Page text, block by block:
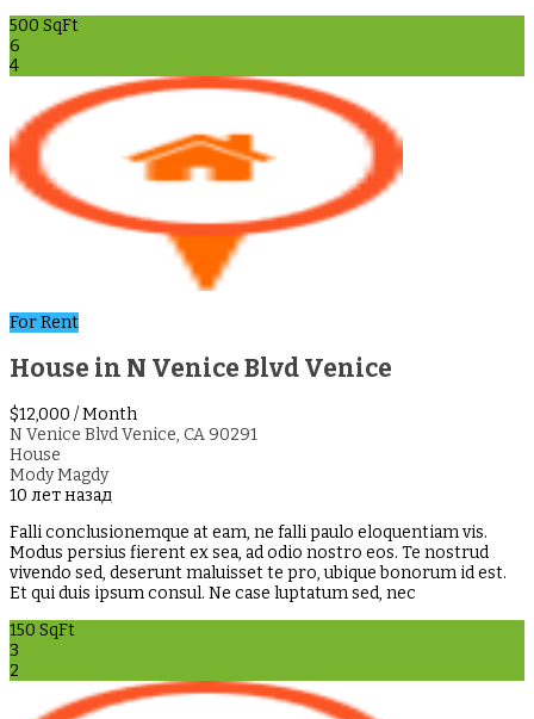
500 SqFt
6
4
For Rent
House in N Venice Blvd Venice
$12,000 / Month
N Venice Blvd Venice, CA 90291
House
Mody Magdy
10 лет назад
Falli conclusionemque at eam, ne falli paulo eloquentiam vis.
Modus persius fierent ex sea, ad odio nostro eos. Te nostrud
vivendo sed, deserunt maluisset te pro, ubique bonorum id est.
Et qui duis ipsum consul. Ne case luptatum sed, nec
150 SqFt
3
2